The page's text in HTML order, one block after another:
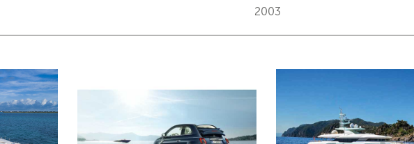
2003